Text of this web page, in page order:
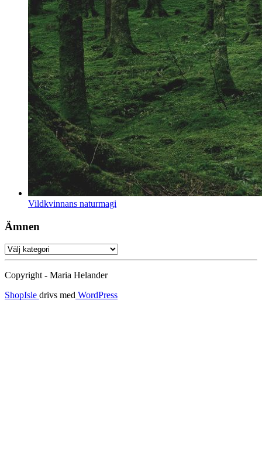
Vildkvinnans naturmagi
Ämnen
Ämnen
Copyright - Maria Helander
ShopIsle drivs med WordPress